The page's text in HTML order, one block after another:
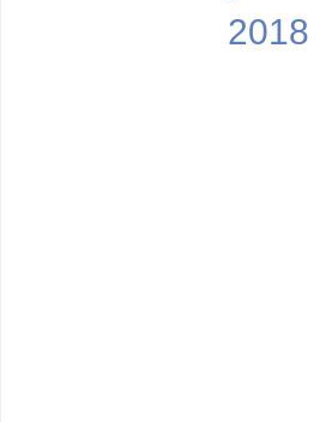
2018